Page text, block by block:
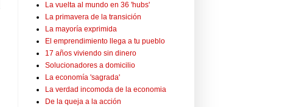
La vuelta al mundo en 36 'hubs'
La primavera de la transición
La mayoría exprimida
El emprendimiento llega a tu pueblo
17 años viviendo sin dinero
Solucionadores a domicilio
La economía 'sagrada'
La verdad incomoda de la economia
De la queja a la acción